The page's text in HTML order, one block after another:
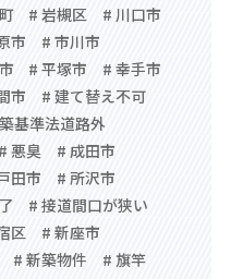
# 岩槻区
# 川口市
市
# 市川市
# 平塚市
# 幸手市
市
# 建て替え不可
基準法道路外
# 悪臭
# 成田市
田市
# 所沢市
# 接道間口が狭い
区
# 新座市
# 新築物件
# 旗竿